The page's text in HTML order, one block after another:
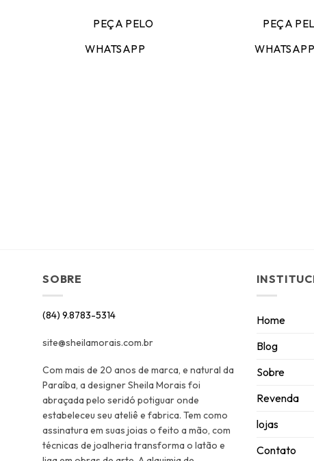
PEÇA PELO
WHATSAPP
PEÇA
WHATSAPP
SOBRE
(84) 9.8783-5314
site@sheilamorais.com.br
Com mais de 20 anos de marca, e natural da
Paraíba, a designer Sheila Morais foi
abraçada pelo seridó potiguar onde
estabeleceu seu ateliê e fabrica. Tem como
assinatura em suas joias o feito a mão, com
técnicas de joalheria transforma o latão e
Home
Blog
Sobre
Revenda
lojas
Contato